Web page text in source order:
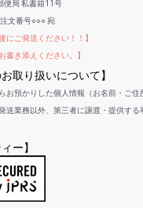
便局 私書箱11号
文番号○○○ 宛
にご発送ください！！】
書き添えください。】
取り扱いについて】
お預かりした個人情報（お名前・ご
送業務以外、第三者に譲渡・提供する
ー】